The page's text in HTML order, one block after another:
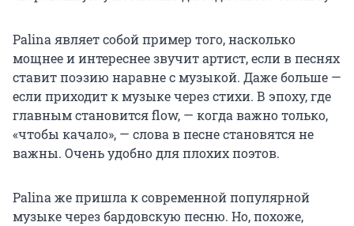
Palina являет собой пример того, насколько
мощнее и интереснее звучит артист, если в песнях
ставит поэзию наравне с музыкой. Даже больше —
если приходит к музыке через стихи. В эпоху, где
главным становится flow, — когда важно только,
«чтобы качало», — слова в песне становятся не
важны. Очень удобно для плохих поэтов.
Palina же пришла к современной популярной
музыке через бардовскую песню. Но, похоже,